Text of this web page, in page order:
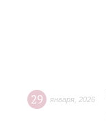
29 января 2026